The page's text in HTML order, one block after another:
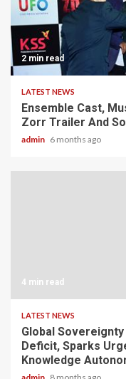
2 min read
LATEST NEWS
Ensemble Cast,
Zorr Trailer And
admin 6 months ago
4 min read
LATEST NEWS
Global Sovereignty
Deficit, Sparks
Knowledge